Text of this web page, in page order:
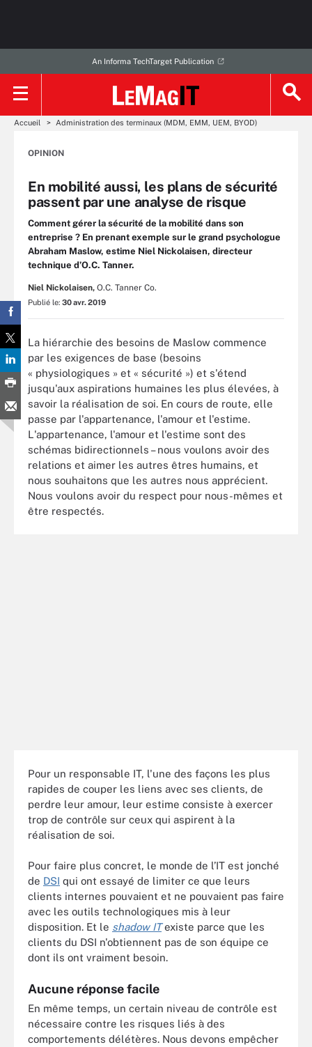
An Informa TechTarget Publication
Accueil Administration des terminaux (MDM, EMM, UEM, BYOD)
OPINION
En mobilité aussi, les plans de sécurité
passent par une analyse de risque
Comment gérer la sécurité de la mobilité dans son
entreprise ? En prenant exemple sur le grand psychologue
Abraham Maslow, estime Niel Nickolaisen, directeur
technique d’O.C. Tanner.
Niel Nickolaisen, O.C. Tanner Co.
Publié le: 30 avr. 2019
La hiérarchie des besoins de Maslow commence
par les exigences de base (besoins
« physiologiques » et « sécurité ») et s'étend
jusqu'aux aspirations humaines les plus élevées, à
savoir la réalisation de soi. En cours de route, elle
passe par l'appartenance, l'amour et l'estime.
L'appartenance, l'amour et l'estime sont des
schémas bidirectionnels – nous voulons avoir des
relations et aimer les autres êtres humains, et
nous souhaitons que les autres nous apprécient.
Nous voulons avoir du respect pour nous-mêmes et
être respectés.
Pour un responsable IT, l'une des façons les plus
rapides de couper les liens avec ses clients, de
perdre leur amour, leur estime consiste à exercer
trop de contrôle sur ceux qui aspirent à la
réalisation de soi.
Pour faire plus concret, le monde de l’IT est jonché
de DSI qui ont essayé de limiter ce que leurs
clients internes pouvaient et ne pouvaient pas faire
avec les outils technologiques mis à leur
disposition. Et le shadow IT existe parce que les
clients du DSI n'obtiennent pas de son équipe ce
dont ils ont vraiment besoin.
Aucune réponse facile
En même temps, un certain niveau de contrôle est
nécessaire contre les risques liés à des
comportements délétères. Nous devons empêcher